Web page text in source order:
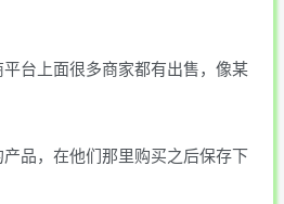
台上面很多商家都有出售，像某
品，在他们那里购买之后保存下